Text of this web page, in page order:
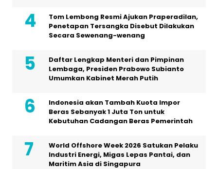
Tom Lembong Resmi Ajukan Praperadilan,
Penetapan Tersangka Disebut Dilakukan
Secara Sewenang-wenang
Daftar Lengkap Menteri dan Pimpinan
Lembaga, Presiden Prabowo Subianto
Umumkan Kabinet Merah Putih
Indonesia akan Tambah Kuota Impor
Beras Sebanyak 1 Juta Ton untuk
Kebutuhan Cadangan Beras Pemerintah
World Offshore Week 2026 Satukan Pelaku
Industri Energi, Migas Lepas Pantai, dan
Maritim Asia di Singapura